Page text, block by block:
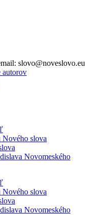
slovo@noveslovo.eu
autorov
slova
Novomeského
slova
Novomeského